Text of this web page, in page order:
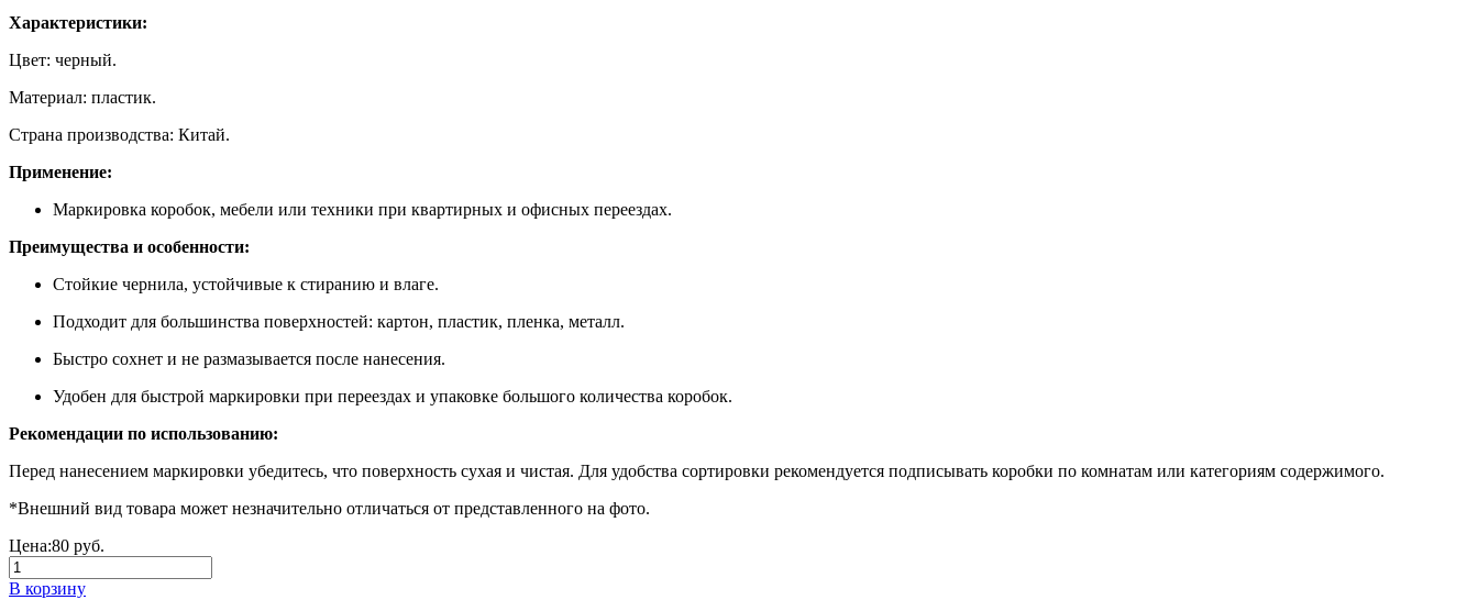
Характеристики:
Цвет: черный.
Материал: пластик.
Страна производства: Китай.
Применение:
Маркировка коробок, мебели или техники при квартирных и офисных переездах.
Преимущества и особенности:
Стойкие чернила, устойчивые к стиранию и влаге.
Подходит для большинства поверхностей: картон, пластик, пленка, металл.
Быстро сохнет и не размазывается после нанесения.
Удобен для быстрой маркировки при переездах и упаковке большого количества коробок.
Рекомендации по использованию:
Перед нанесением маркировки убедитесь, что поверхность сухая и чистая. Для удобства сортировки рекомендуется подписывать коробки по комнатам или категориям содержимого.
*Внешний вид товара может незначительно отличаться от представленного на фото.
Цена:80 руб.
В корзину